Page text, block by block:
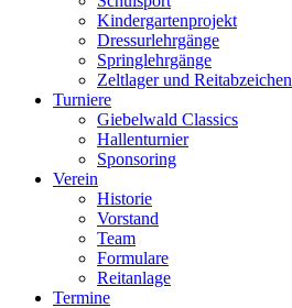
Kindergartenprojekt
Dressurlehrgänge
Springlehrgänge
Zeltlager und Reitabzeichen
Turniere
Giebelwald Classics
Hallenturnier
Sponsoring
Verein
Historie
Vorstand
Team
Formulare
Reitanlage
Termine